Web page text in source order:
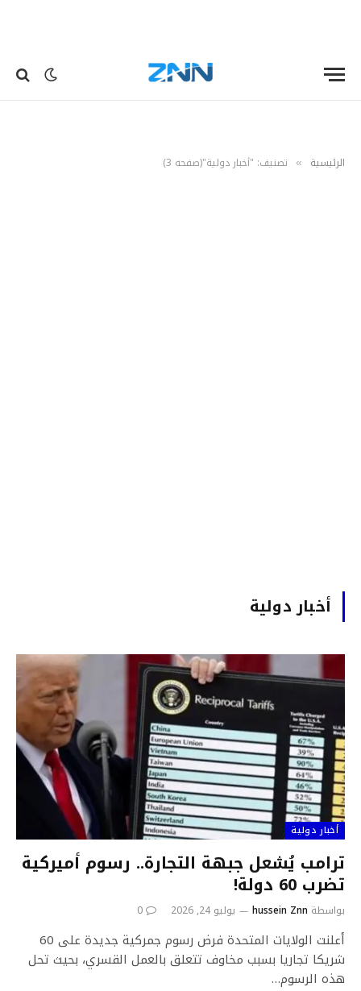
الرئيسية » تصنيف: "أخبار دولية"(صفحه 3)
أخبار دولية
أخبار دولية
ترامب يُشعل جبهة التجارة.. رسوم أميركية
تضرب 60 دولة!
بواسطة hussein Znn يوليو 24, 2026 0
أعلنت الولايات المتحدة فرض رسوم جمركية جديدة على 60
شريكا تجاريا بسبب مخاوف تتعلق بالعمل القسري، بحيث تحل
هذه الرسوم…